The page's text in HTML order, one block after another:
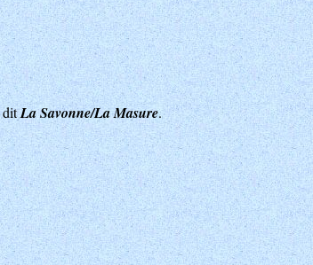
ditLa Savonne/La Masure.